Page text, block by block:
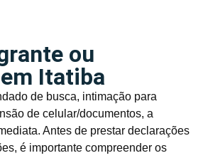
ou
Itatiba
de busca, intimação para
de celular/documentos, a
Antes de prestar declarações
é importante compreender os